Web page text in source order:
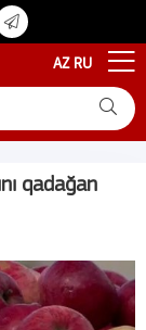
AZ RU
qadağan